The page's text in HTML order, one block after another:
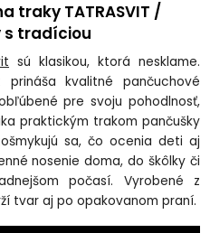
traky TATRASVIT /
s tradíciou
sú klasikou, ktorá nesklame.
prináša kvalitné pančuchové
pre svoju pohodlnosť,
praktickým trakom pančušky
sa, čo ocenia deti aj
nosenie doma, do škôlky či
počasí. Vyrobené z
tvar aj po opakovanom praní.